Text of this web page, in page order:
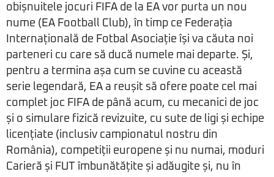
obișnuitele jocuri FIFA de la EA vor purta un nou
nume (EA Football Club), în timp ce Federația
Internațională de Fotbal Asociație își va căuta noi
parteneri cu care să ducă numele mai departe. Și,
pentru a termina așa cum se cuvine cu această
serie legendară, EA a reușit să ofere poate cel mai
complet joc FIFA de până acum, cu mecanici de joc
și o simulare fizică revizuite, cu sute de ligi și echipe
licențiate (inclusiv campionatul nostru din
România), competiții europene și nu numai, moduri
Carieră și FUT îmbunătățite și adăugite și, nu în